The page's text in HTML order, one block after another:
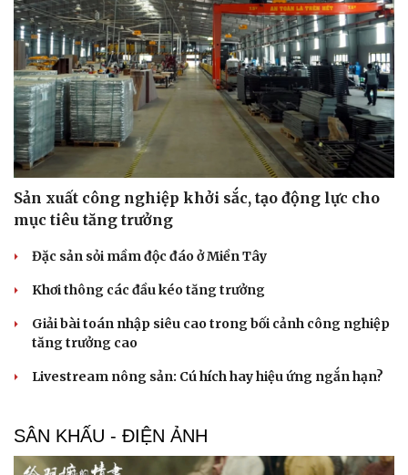
Sản xuất công nghiệp khởi sắc, tạo động lực cho
mục tiêu tăng trưởng
Đặc sản sỏi mầm độc đáo ở Miền Tây
Khơi thông các đầu kéo tăng trưởng
Giải bài toán nhập siêu cao trong bối cảnh công nghiệp
tăng trưởng cao
Livestream nông sản: Cú hích hay hiệu ứng ngắn hạn?
SÂN KHẤU - ĐIỆN ẢNH